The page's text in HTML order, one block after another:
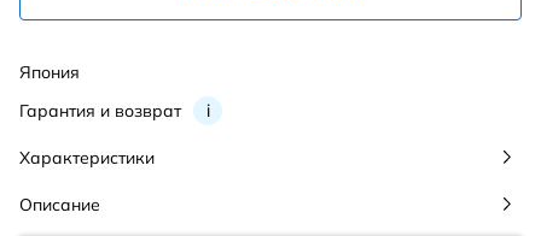
Гарантия и возврат i
Япония
Характеристики
Описание